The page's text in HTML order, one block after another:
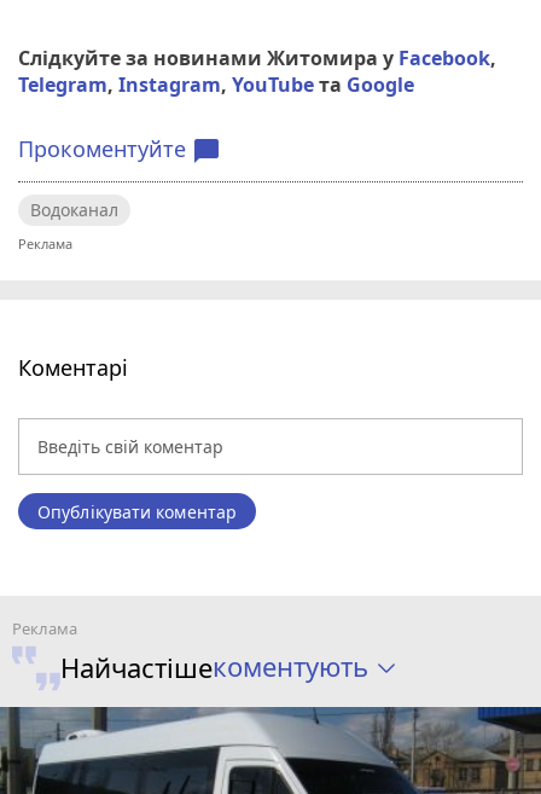
Слідкуйте за новинами Житомира у Facebook,
Telegram, Instagram, YouTubeта Google
Прокоментуйте chat_bubble
Водоканал
Коментарі
Опублікувати коментар
Найчастішекоментують